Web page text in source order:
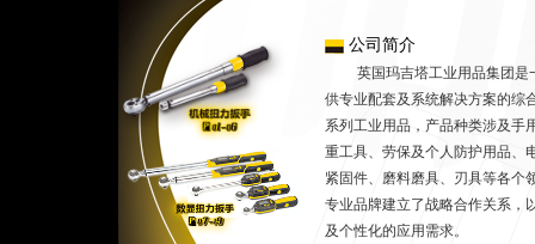
公司简介
英国玛吉塔工业用品集团是
供专业配套及系统解决方案的综
系列工业用品，产品种类涉及手
重工具、劳保及个人防护用品、
紧固件、磨料磨具、刃具等各个
专业品牌建立了战略合作关系，
及个性化的应用需求。